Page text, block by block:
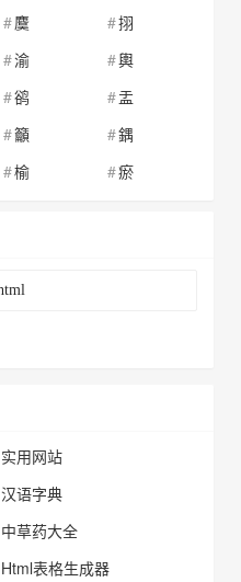
麌
挧
渝
輿
鹆
盂
籲
鍝
榆 瘀
实用网站
汉语字典
中草药大全
Html表格生成器